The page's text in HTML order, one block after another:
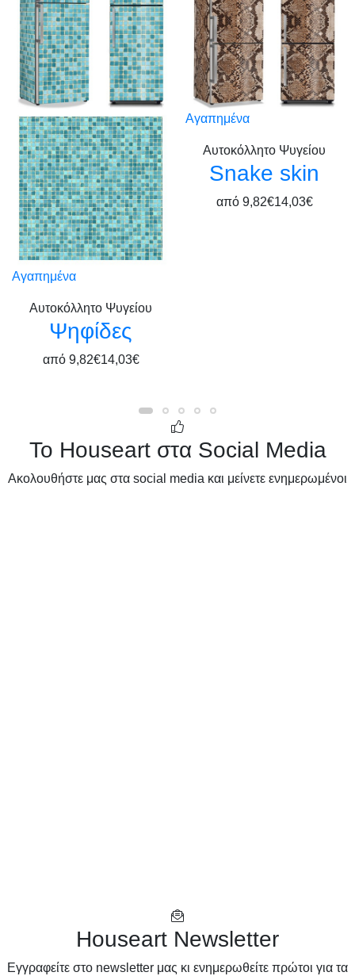
Αγαπημένα
Αυτοκόλλητο Ψυγείου
Ψηφίδες
από 9,82€14,03€
Αγαπημένα
Αυτοκόλλητο Ψυγείου
Snake skin
από 9,82€14,03€
Το Houseart στα Social Media
Ακολουθήστε μας στα social media και μείνετε ενημερωμένοι
Houseart Newsletter
Eγγραφείτε στο newsletter μας κι ενημερωθείτε πρώτοι για τα